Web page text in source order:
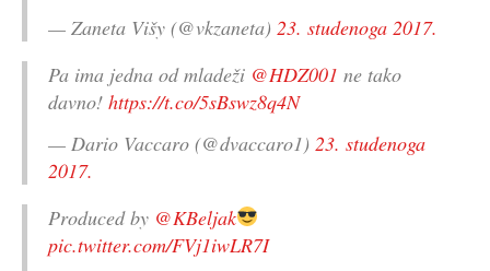
— Zaneta Višy (@vkzaneta) 23. studenoga 2017.
Pa ima jedna od mladeži @HDZ001 ne tako
davno! https://t.co/5sBswz8q4N
— Dario Vaccaro (@dvaccaro1) 23. studenoga
2017.
Produced by @KBeljak
pic.twitter.com/FVj1iwLR7I